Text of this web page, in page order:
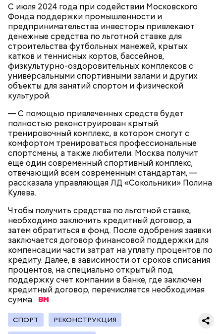
С июля 2024 года при содействии Московского
Фонда поддержки промышленности и
предпринимательства инвесторы привлекают
денежные средства по льготной ставке для
строительства футбольных манежей, крытых
катков и теннисных кортов, бассейнов,
физкультурно-оздоровительных комплексов с
универсальными спортивными залами и других
объекты для занятий спортом и физической
культурой.
— С помощью привлеченных средств будет
полностью реконструирован крытый
тренировочный комплекс, в котором смогут с
комфортом тренироваться профессиональные
спортсмены, а также любители. Москва получит
еще один современный спортивный комплекс,
отвечающий всем современным стандартам, —
рассказала управляющая ЛД «Сокольники» Полина
Кулева.
Чтобы получить средства по льготной ставке,
необходимо заключить кредитный договор, а
затем обратиться в фонд. После одобрения заявки
заключается договор финансовой поддержки для
компенсации части затрат на уплату процентов по
кредиту. Далее, в зависимости от сроков списания
процентов, на специально открытый под
поддержку счет компании в банке, где заключен
кредитный договор, перечисляется необходимая
сумма.
СПОРТ РЕКОНСТРУКЦИЯ
На главной странице сайтаkarta.mos.ruможно
найти тематические подборки скидок и самые
выгодные предложения, которые доступны на
данный момент.
В разделе «Каталог» представлены все
предложения партнеров. В нем можно включить
сортировку по типам льготы, интересующим
товарам и услугам, брендам, станциям метро и
другим.
Где проходит
Маршрут зеленого кольца проходит через:
Битцевский лес;
Теплый Стан;
Парк победы;
Долину реки Сетунь;
Парк Фили;
Парк Покровское-Стрешнево;
Тимирязевский парк.
В Большом Гнездниковском переулке Мастер
впервые увидел Маргариту с букетом мимоз в
руках. Именно здесь в доме № 10, где было
московское отделение газеты «Накануне», работал
Михаил Булгаков. Кстати, этот дом упоминается в
сборнике писателя «Дьяволиада» и очерке «Сорок
сороков».
Исследователи считают, что в Большом
Гнездниковском переулке Михаил Булгаков
впервые увидел Елену Шиловскую. Она была его
третьей женой и хранительницей литературного
наследия писателя. Они познакомились в доме №
10, когда были в гостях у общих друзей. Они сразу
влюбились друг в друга, несмотря на то, что оба на
тот момент состояли в браке.